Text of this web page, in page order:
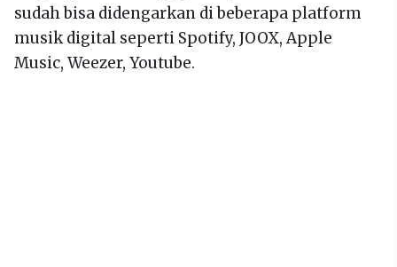
sudah bisa didengarkan di beberapa platform
musik digital seperti Spotify, JOOX, Apple
Music, Weezer, Youtube.